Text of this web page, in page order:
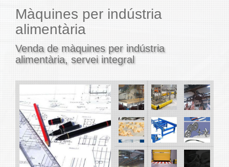
Màquines per indústria
alimentària
Venda de màquines per indústria
alimentària, servei integral